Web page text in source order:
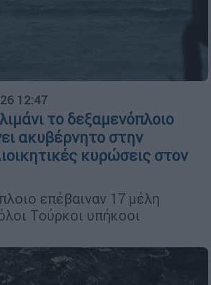
12:47
το δεξαμενόπλοιο
ακυβέρνητο στην
κυρώσεις στον
επέβαιναν 17 μέλη
Τούρκοι υπήκοοι